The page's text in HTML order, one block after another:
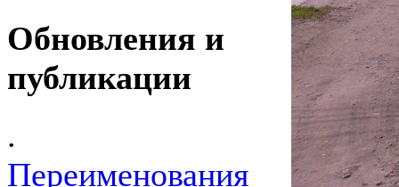
Обновления и
публикации
.
Переименования